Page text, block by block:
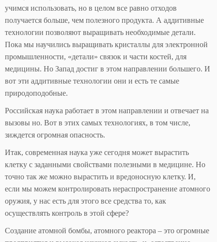
учимся использовать, но в целом все равно отходов
получается больше, чем полезного продукта. А аддитивные
технологии позволяют выращивать необходимые детали.
Пока мы научились выращивать кристаллы для электронной
промышленности, «детали» связок и части костей, для
медицины. Но Запад достиг в этом направлении большего. И
вот эти аддитивные технологии они и есть те самые
природоподобные.
Российская наука работает в этом направлении и отвечает на
вызовы но. Вот в этих самых технологиях, в том числе,
зиждется огромная опасность.
Итак, современная наука уже сегодня может вырастить
клетку с заданными свойствами полезными в медицине. Но
точно так же можно вырастить и вредоносную клетку. И,
если мы можем контролировать нераспространение атомного
оружия, у нас есть для этого все средства то, как
осуществлять контроль в этой сфере?
Создание атомной бомбы, атомного реактора – это огромные